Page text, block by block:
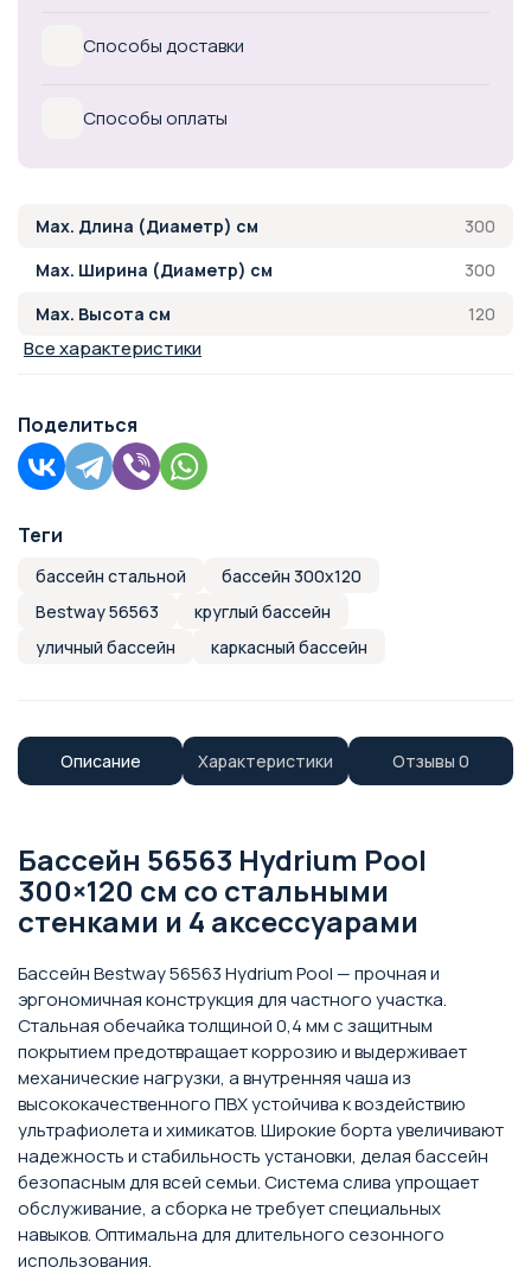
Способы доставки
Способы оплаты
Max. Длина (Диаметр) см
300
Max. Ширина (Диаметр) см
300
Max. Высота см
120
Все характеристики
Поделиться
Теги
бассейн стальной
бассейн 300х120
Bestway 56563
круглый бассейн
уличный бассейн
каркасный бассейн
Описание Характеристики Отзывы 0
Бассейн 56563 Hydrium Pool
300×120 см со стальными
стенками и 4 аксессуарами
Бассейн Bestway 56563 Hydrium Pool — прочная и
эргономичная конструкция для частного участка.
Стальная обечайка толщиной 0,4 мм с защитным
покрытием предотвращает коррозию и выдерживает
механические нагрузки, а внутренняя чаша из
высококачественного ПВХ устойчива к воздействию
ультрафиолета и химикатов. Широкие борта увеличивают
надежность и стабильность установки, делая бассейн
безопасным для всей семьи. Система слива упрощает
обслуживание, а сборка не требует специальных
навыков. Оптимальна для длительного сезонного
использования.